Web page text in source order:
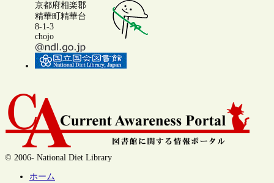
京都府相楽郡
精華町精華台
8-1-3
chojo
© 2006- National Diet Library
ホーム